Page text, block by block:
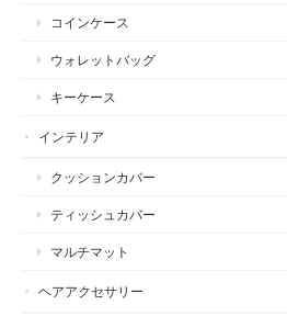
コインケース
ウォレットバッグ
キーケース
インテリア
クッションカバー
ティッシュカバー
マルチマット
ヘアアクセサリー